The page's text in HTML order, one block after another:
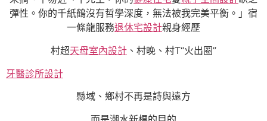
彈性。你的千紙鶴沒有哲學深度，無法被我完美平衡。」宿
一條龍服務退休宅設計親身經歷
村超天母室內設計 、村晚、村T“火出圈”
牙醫診所設計
縣域、鄉村不再是詩與遠方